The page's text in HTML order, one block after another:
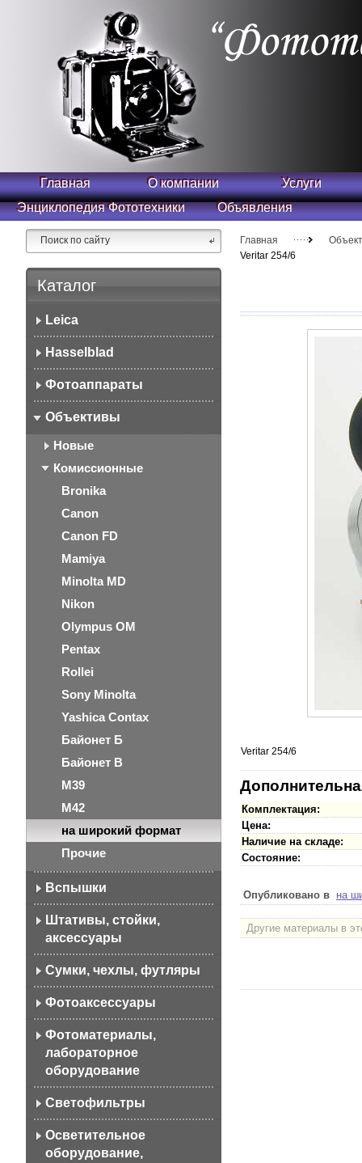
Главная О компании
Услуги
Энциклопедия Фототехники
Объявления
Каталог
Leica
Hasselblad
Фотоаппараты
Объективы
Новые
Комиссионные
Bronika
Canon
Canon FD
Mamiya
Minolta MD
Nikon
Olympus OM
Pentax
Rollei
Sony Minolta
Yashica Contax
Байонет Б
Байонет В
М39
М42
на широкий формат
Прочие
Вспышки
Штативы, стойки,
аксессуары
Сумки, чехлы, футляры
Фотоаксессуары
Фотоматериалы,
лабораторное
оборудование
Светофильтры
Осветительное
оборудование,
Главная
Veritar 254/6
Veritar 254/6
Комплектация:
Цена:
Наличие на складе:
Состояние:
Опубликовано в на
Другие материалы в